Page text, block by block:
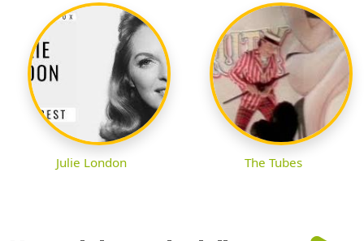
Julie London The Tubes